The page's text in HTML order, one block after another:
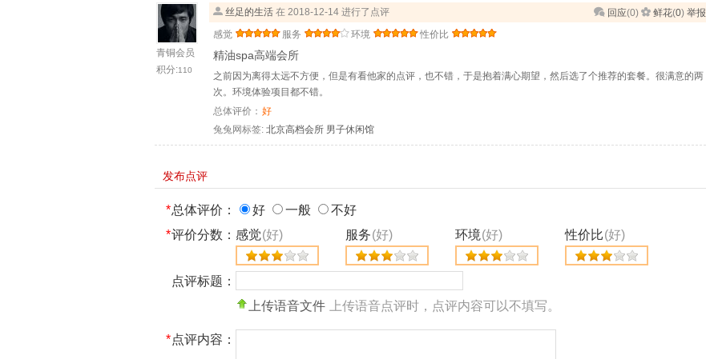
青铜会员
积分:110
回应(0) 鲜花(0) 举报
丝足的生活 在 2018-12-14 进行了点评
感觉
服务 环境 性价比
精油spa高端会所
之前因为离得太远不方便，但是有看他家的点评，也不错，于是抱着满心期望，然后选了个推荐的套餐。很满意的两
次。环境体验项目都不错。
总体评价： 好
兔兔网标签: 北京高档会所 男子休闲馆
发布点评
*总体评价： 好 一般
不好
*评价分数： 感觉(好) 服务(好) 环境(好) 性价比(好)
点评标题：
上传语音文件
上传语音点评时，点评内容可以不填写。
*点评内容：